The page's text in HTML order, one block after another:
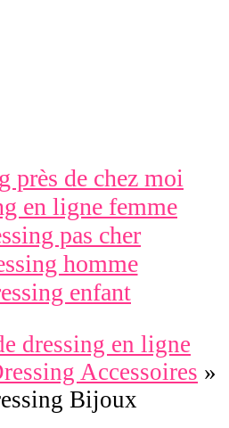
près de chez moi
en ligne femme
pas cher
homme
enfant
dressing en ligne
Accessoires »
Bijoux